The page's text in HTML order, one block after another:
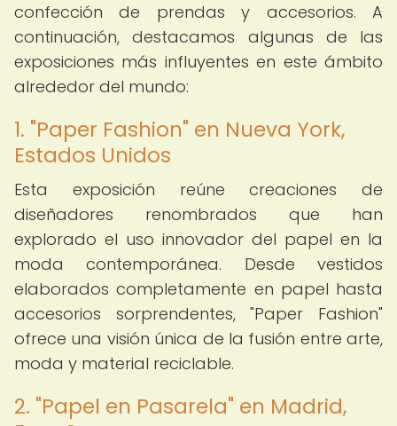
confección de prendas y accesorios. A
continuación, destacamos algunas de las
exposiciones más influyentes en este ámbito
alrededor del mundo:
1. "Paper Fashion" en Nueva York,
Estados Unidos
Esta exposición reúne creaciones de
diseñadores renombrados que han
explorado el uso innovador del papel en la
moda contemporánea. Desde vestidos
elaborados completamente en papel hasta
accesorios sorprendentes, "Paper Fashion"
ofrece una visión única de la fusión entre arte,
moda y material reciclable.
2. "Papel en Pasarela" en Madrid,